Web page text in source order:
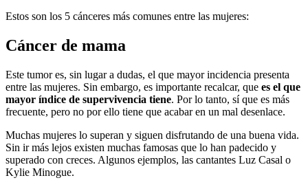
Estos son los 5 cánceres más comunes entre las mujeres:
Cáncer de mama
Este tumor es, sin lugar a dudas, el que mayor incidencia presenta
entre las mujeres. Sin embargo, es importante recalcar, que es el que
mayor índice de supervivencia tiene. Por lo tanto, sí que es más
frecuente, pero no por ello tiene que acabar en un mal desenlace.
Muchas mujeres lo superan y siguen disfrutando de una buena vida.
Sin ir más lejos existen muchas famosas que lo han padecido y
superado con creces. Algunos ejemplos, las cantantes Luz Casal o
Kylie Minogue.